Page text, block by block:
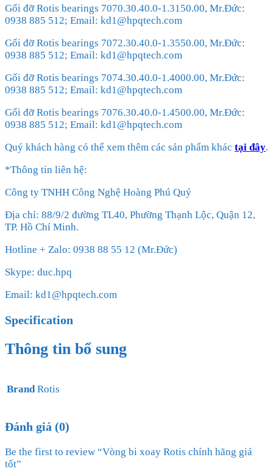
Gối đỡ Rotis bearings 7070.30.40.0-1.3150.00, Mr.Đức:
0938 885 512; Email: kd1@hpqtech.com
Gối đỡ Rotis bearings 7072.30.40.0-1.3550.00, Mr.Đức:
0938 885 512; Email: kd1@hpqtech.com
Gối đỡ Rotis bearings 7074.30.40.0-1.4000.00, Mr.Đức:
0938 885 512; Email: kd1@hpqtech.com
Gối đỡ Rotis bearings 7076.30.40.0-1.4500.00, Mr.Đức:
0938 885 512; Email: kd1@hpqtech.com
Quý khách hàng có thể xem thêm các sản phẩm khác tại đây.
*Thông tin liên hệ:
Công ty TNHH Công Nghệ Hoàng Phú Quý
Địa chỉ: 88/9/2 đường TL40, Phường Thạnh Lộc, Quận 12,
TP. Hồ Chí Minh.
Hotline + Zalo: 0938 88 55 12 (Mr.Đức)
Skype: duc.hpq
Email: kd1@hpqtech.com
Specification
Thông tin bổ sung
Brand Rotis
Đánh giá (0)
Be the first to review “Vòng bi xoay Rotis chính hãng giá
tốt”